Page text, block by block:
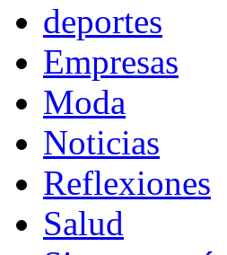
deportes
Empresas
Moda
Noticias
Reflexiones
Salud